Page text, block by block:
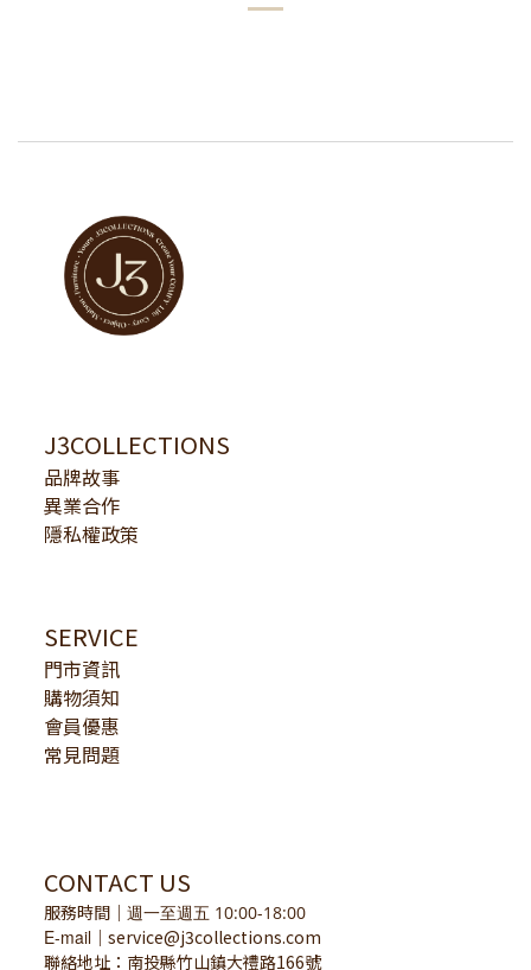
J3COLLECTIONS
品牌故事
異業合作
隱私權政策
SERVICE
門市資訊
購物須知
會員優惠
常見問題
CONTACT US
服務時間 ｜ 週一至週五 10:00-18:00
E-mail ｜ service@j3collections.com
聯絡地址：南投縣竹山鎮大禮路166號